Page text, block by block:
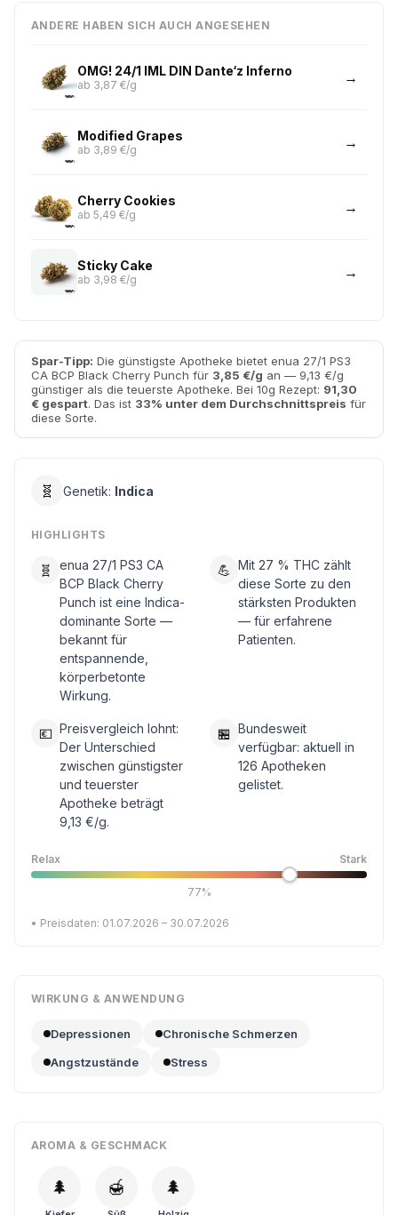
ANDERE HABEN SICH AUCH ANGESEHEN
OMG! 24/1 IML DIN Dante‘z Inferno
ab 3,87 €/g
Modified Grapes
ab 3,89 €/g
Cherry Cookies
ab 5,49 €/g
Sticky Cake
ab 3,98 €/g
Spar-Tipp: Die günstigste Apotheke bietet enua 27/1 PS3
CA BCP Black Cherry Punch für 3,85 €/g an — 9,13 €/g
günstiger als die teuerste Apotheke. Bei 10g Rezept: 91,30
€ gespart. Das ist 33% unter dem Durchschnittspreis für
diese Sorte.
🧬 Genetik: Indica
HIGHLIGHTS
🧬
enua 27/1 PS3 CA
BCP Black Cherry
Punch ist eine Indica-
dominante Sorte —
bekannt für
entspannende,
körperbetonte
Wirkung.
💪 Mit 27 % THC zählt
diese Sorte zu den
stärksten Produkten
— für erfahrene
Patienten.
💶 Preisvergleich lohnt:
Der Unterschied
zwischen günstigster
und teuerster
Apotheke beträgt
9,13 €/g.
🏪 Bundesweit
verfügbar: aktuell in
126 Apotheken
gelistet.
Relax Stark
77%
• Preisdaten: 01.07.2026 – 30.07.2026
WIRKUNG & ANWENDUNG
Depressionen
Chronische Schmerzen
Angstzustände
Stress
AROMA & GESCHMACK
🌲 🍯 🌲